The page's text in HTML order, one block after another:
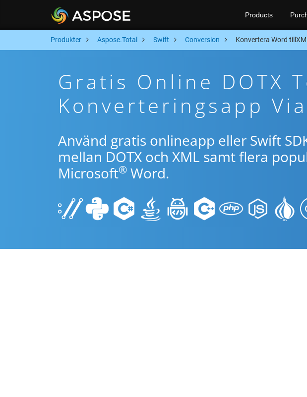
Products
Produkter Aspose.Total Swift Conversion Konvertera Word
Gratis Online DOTX
Konverteringsapp
Använd gratis onlineapp eller Swift
mellan DOTX och XML samt flera
Microsoft® Word.